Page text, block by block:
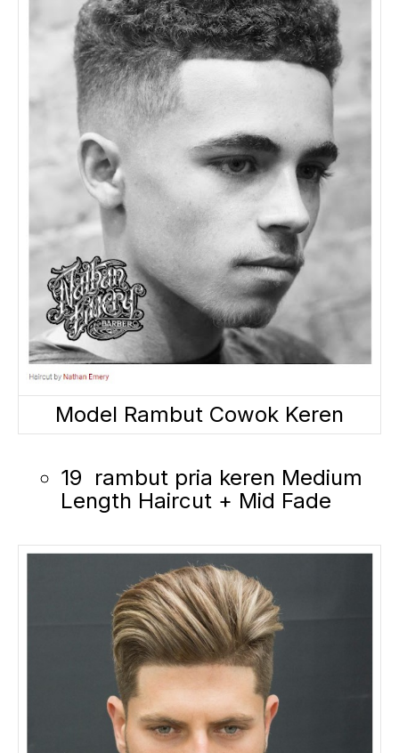
Model Rambut Cowok Keren
19 rambut pria keren Medium
Length Haircut + Mid Fade